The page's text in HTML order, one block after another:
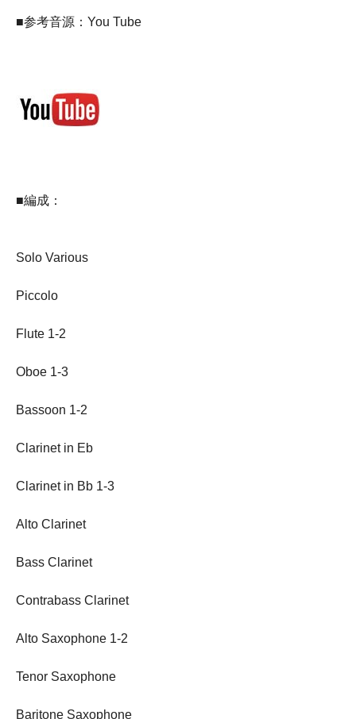
■参考音源：You Tube
■編成：
Solo Various
Piccolo
Flute 1-2
Oboe 1-3
Bassoon 1-2
Clarinet in Eb
Clarinet in Bb 1-3
Alto Clarinet
Bass Clarinet
Contrabass Clarinet
Alto Saxophone 1-2
Tenor Saxophone
Baritone Saxophone